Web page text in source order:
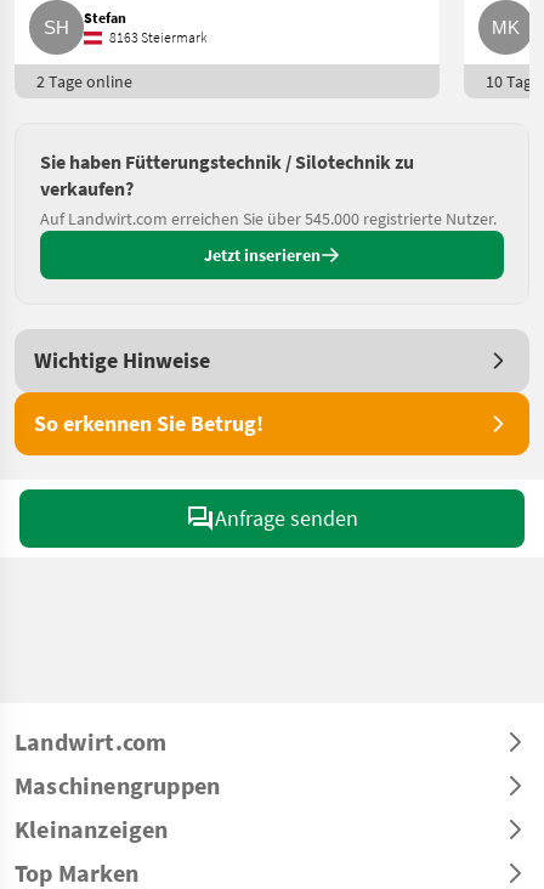
Stefan
8163 Steiermark
2 Tage online 10
Sie haben Fütterungstechnik / Silotechnik zu
verkaufen?
Auf Landwirt.com erreichen Sie über 545.000 registrierte Nutzer.
Jetzt inserieren
Wichtige Hinweise
So erkennen Sie Betrug!
Anfrage senden
Landwirt.com
Maschinengruppen
Kleinanzeigen
Top Marken